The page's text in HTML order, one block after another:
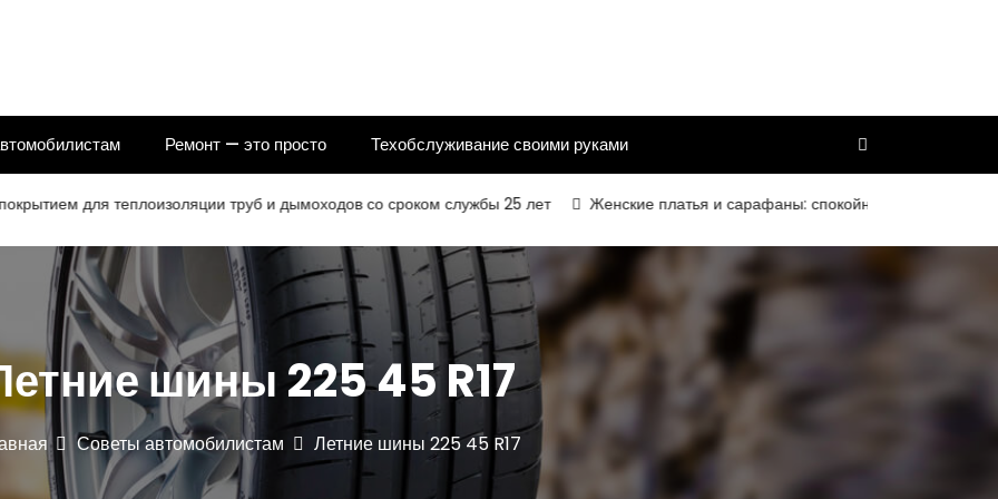
Ремонт — это просто Техобслуживание своими руками
теплоизоляции труб и дымоходов со сроком службы 25 лет Женские платья и сарафаны: спокойный силуэт, комфортная
шины 225 45 R17
Советы автомобилистам Летние шины 225 45 R17